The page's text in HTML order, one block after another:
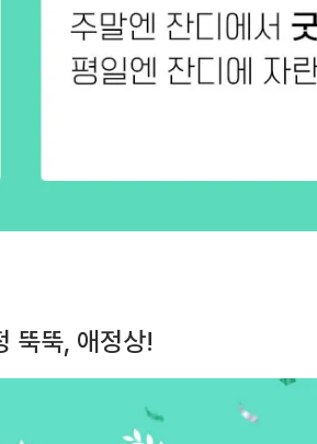
뚝뚝, 애정상!